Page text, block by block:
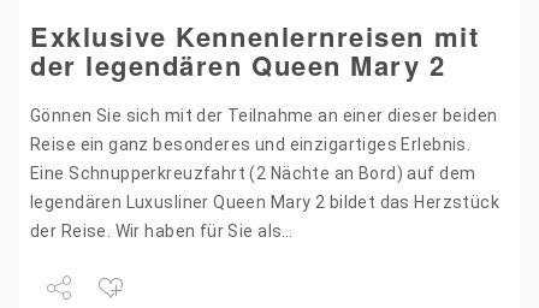
Exklusive Kennenlernreisen mit
der legendären Queen Mary 2
Gönnen Sie sich mit der Teilnahme an einer dieser beiden
Reise ein ganz besonderes und einzigartiges Erlebnis.
Eine Schnupperkreuzfahrt (2 Nächte an Bord) auf dem
legendären Luxusliner Queen Mary 2 bildet das Herzstück
der Reise. Wir haben für Sie als…